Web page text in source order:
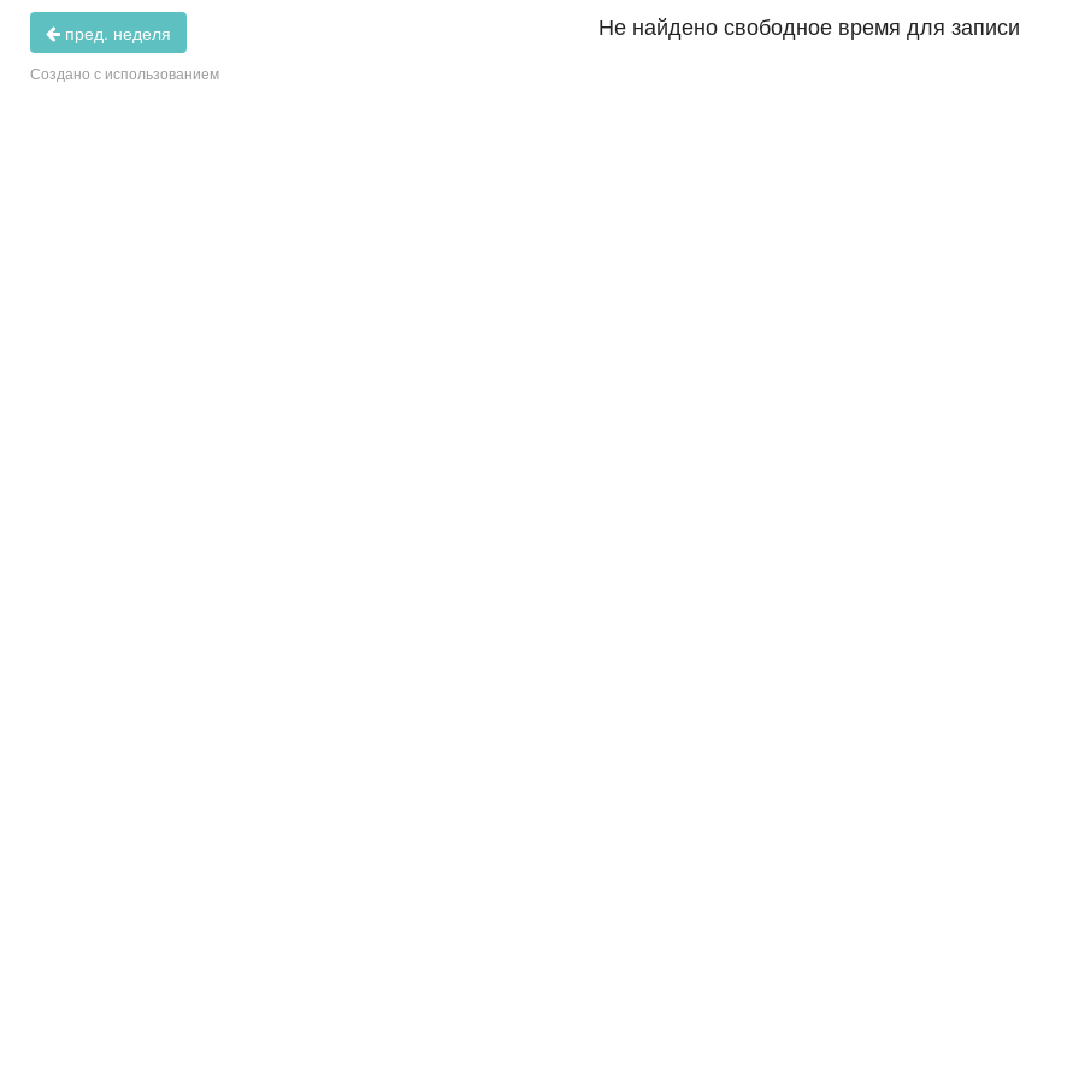
пред. неделя Не найдено свободное время для записи
Создано с использованием